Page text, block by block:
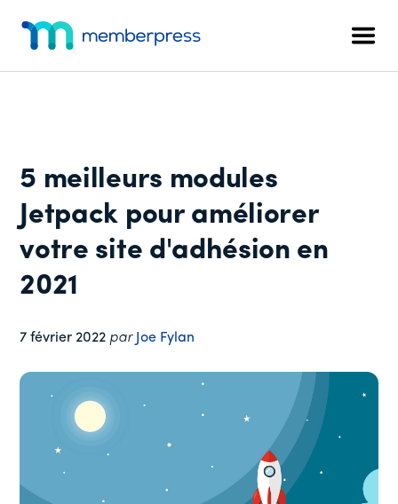
content
barre
de
supplémentaire
en-
un
5 meilleurs modules
Jetpack pour améliorer
votre site d'adhésion en
2021
7 février 2022 par Joe Fylan